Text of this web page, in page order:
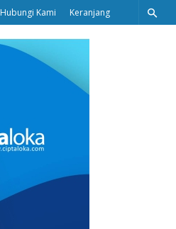
Hubungi Kami Keranjang